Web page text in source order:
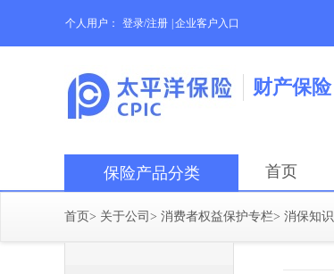
个人用户： 登录/注册 企业客户入口
财产保险
保险产品分类 首页
首页> 关于公司 > 消费者权益保护专栏> 消保知识